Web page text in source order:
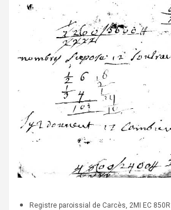
Registre paroissial de Carcès, 2MI EC